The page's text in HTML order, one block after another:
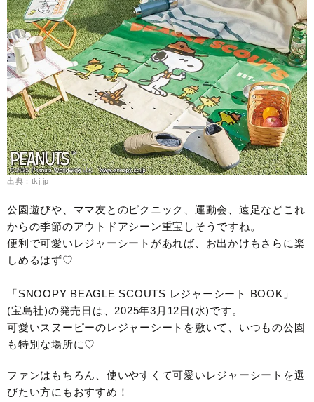
出典：tkj.jp
公園遊びや、ママ友とのピクニック、運動会、遠足などこれ
からの季節のアウトドアシーン重宝しそうですね。
便利で可愛いレジャーシートがあれば、お出かけもさらに楽
しめるはず♡
「SNOOPY BEAGLE SCOUTS レジャーシート BOOK」
(宝島社)の発売日は、2025年3月12日(水)です。
可愛いスヌーピーのレジャーシートを敷いて、いつもの公園
も特別な場所に♡
ファンはもちろん、使いやすくて可愛いレジャーシートを選
びたい方にもおすすめ！